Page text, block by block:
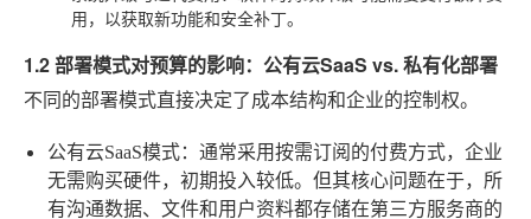
用，以获取新功能和安全补丁。
1.2 部署模式对预算的影响：公有云SaaS vs. 私有化部署
不同的部署模式直接决定了成本结构和企业的控制权。
公有云SaaS模式：通常采用按需订阅的付费方式，企业
无需购买硬件，初期投入较低。但其核心问题在于，所
有沟通数据、文件和用户资料都存储在第三方服务商的